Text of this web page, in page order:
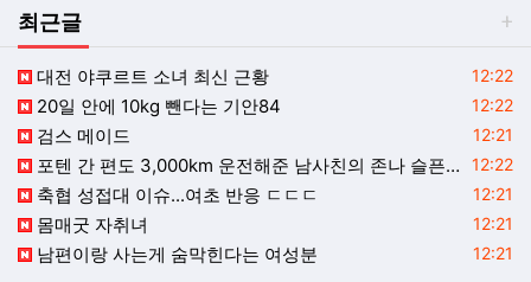
최근글
등록일
12:22
대전 야쿠르트 소녀 최신 근황
등록일
12:22
20일 안에 10kg 뺀다는 기안84
등록일
12:21
검스 메이드
등록일
12:22
포텐 간 편도 3,000km 운전해준 남사친의 존나 슬픈 점.jpg
등록일
12:21
축협 성접대 이슈...여초 반응 ㄷㄷㄷ
등록일
12:21
몸매굿 자취녀
등록일
12:21
남편이랑 사는게 숨막힌다는 여성분